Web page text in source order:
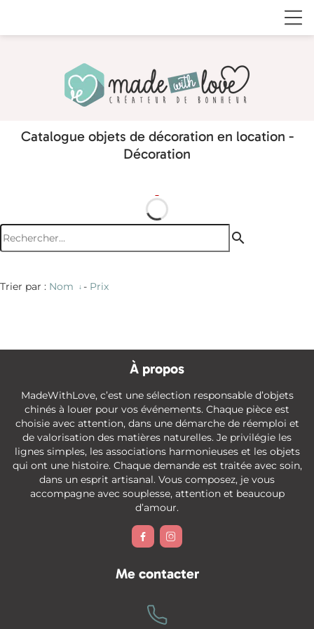
Catalogue objets de décoration en location -
Décoration
search
Trier par : Nom - Prix
À propos
MadeWithLove, c’est une sélection responsable d’objets
chinés à louer pour vos événements. Chaque pièce est
choisie avec attention, dans une démarche de réemploi et
de valorisation des matières naturelles. Je privilégie les
lignes simples, les associations harmonieuses et les objets
qui ont une histoire. Chaque demande est traitée avec soin,
dans un esprit artisanal. Vous composez, je vous
accompagne avec souplesse, attention et beaucoup
d’amour.
 
Me contacter